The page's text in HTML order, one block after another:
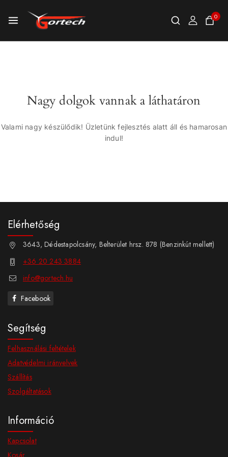
0
Nagy dolgok vannak a láthatáron
Valami nagy készülődik! Üzletünk fejlesztés alatt áll és hamarosan
indul!
Elérhetőség
3643, Dédestapolcsány, Belterület hrsz. 878 (Benzinkút mellett)
+36 20 243 3884
info@gortech.hu
Facebook
Segítség
Felhasználási feltételek
Adatvédelmi irányelvek
Szállítás
Szolgáltatások
Információ
Kapcsolat